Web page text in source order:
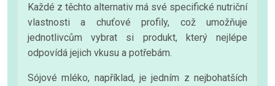
Každé z těchto alternativ má své specifické nutriční
vlastnosti a chuťové profily, což umožňuje
jednotlivcům vybrat si produkt, který nejlépe
odpovídá jejich vkusu a potřebám.
Sójové mléko, například, je jedním z nejbohatších